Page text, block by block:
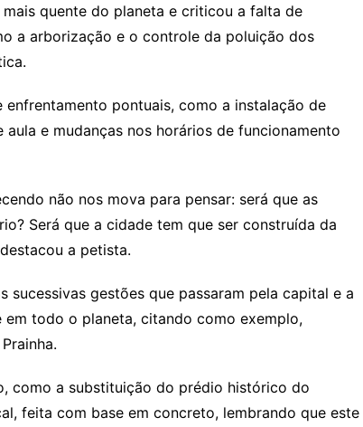
quente do planeta e criticou a falta de
a arborização e o controle da poluição dos
pontuais, como a instalação de
e mudanças nos horários de funcionamento
não nos mova para pensar: será que as
Será que a cidade tem que ser construída da
a petista.
sucessivas gestões que passaram pela capital e a
todo o planeta, citando como exemplo,
como a substituição do prédio histórico do
feita com base em concreto, lembrando que este